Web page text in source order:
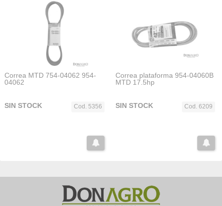
Correa MTD 754-04062 954-
04062
Cod. 5356
SIN STOCK
Correa plataforma 954-04060B
MTD 17.5hp
Cod. 6209
SIN STOCK